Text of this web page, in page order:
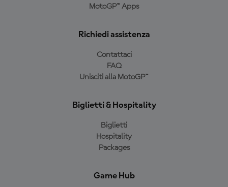
MotoGP™ Apps
Richiedi assistenza
Contattaci
FAQ
Unisciti alla MotoGP™
Biglietti & Hospitality
Biglietti
Hospitality
Packages
Game Hub